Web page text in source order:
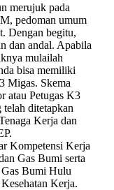
merujuk pada
pedoman umum
Dengan begitu,
dan andal. Apabila
mulailah
bisa memiliki
Migas. Skema
atau Petugas K3
ditetapkan
Kerja dan
Kompetensi Kerja
Gas Bumi serta
Bumi Hulu
Kerja.